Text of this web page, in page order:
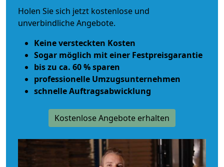
Holen Sie sich jetzt kostenlose und
unverbindliche Angebote.
Keine versteckten Kosten
Sogar möglich mit einer Festpreisgarantie
bis zu ca. 60 % sparen
professionelle Umzugsunternehmen
schnelle Auftragsabwicklung
Kostenlose Angebote erhalten